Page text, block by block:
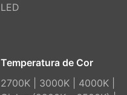
LED
Temperatura de Cor
2700K | 3000K | 4000K |